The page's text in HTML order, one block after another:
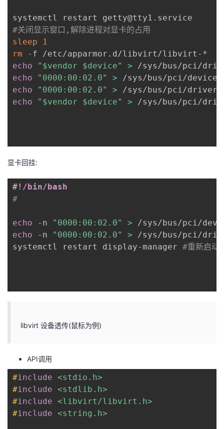
验
收
藏
议
#关闭显示窗口,解除进程对显卡的占用
sleep
1
rm
echo
" $vendor $device"
>
echo
"0000:00:02.0" > /sys/bus/pci/
echo
"0000:00:02.0"
>
echo
" $vendor $device" > /sys/bus/pci/
显卡回挂:
#!/bin/bash
#
echo -n "0000:00:02.0" > /sys/bus/pci/
echo -n "0000:00:02.0" > /sys/bus/pci/
systemctl restart display-manager #重新启动
libvirt 设备透传(鼠标为例)
API调用
#include <stdio.h>
#include <stdlib.h>
#include <libvirt/libvirt.h>
#include <string.h>